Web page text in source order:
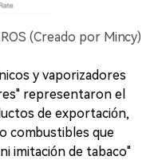
(Creado por Mincy)
y vaporizadores
representaron el
de exportación,
combustibles que
imitación de tabaco"